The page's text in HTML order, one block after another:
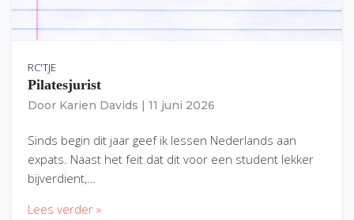
RC'TJE
Pilatesjurist
Door Karien Davids 11 juni 2026
Sinds begin dit jaar geef ik lessen Nederlands aan
expats. Naast het feit dat dit voor een student lekker
bijverdient,…
Lees verder »